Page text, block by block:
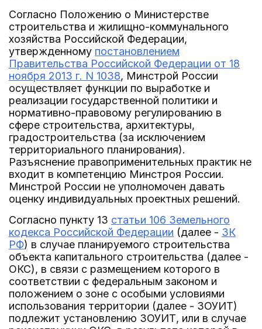
Согласно Положению о Министерстве
строительства и жилищно-коммунального
хозяйства Российской Федерации,
утвержденному постановлением
Правительства Российской Федерации от 18
ноября 2013 г. N 1038, Минстрой России
осуществляет функции по выработке и
реализации государственной политики и
нормативно-правовому регулированию в
сфере строительства, архитектуры,
градостроительства (за исключением
территориального планирования).
Разъяснение правоприменительных практик не
входит в компетенцию Минстроя России.
Минстрой России не уполномочен давать
оценку индивидуальных проектных решений.
Согласно пункту 13 статьи 106 Земельного
кодекса Российской Федерации (далее - ЗК
РФ) в случае планируемого строительства
объекта капитального строительства (далее -
ОКС), в связи с размещением которого в
соответствии с федеральным законом и
положением о зоне с особыми условиями
использования территории (далее - ЗОУИТ)
подлежит установлению ЗОУИТ, или в случае